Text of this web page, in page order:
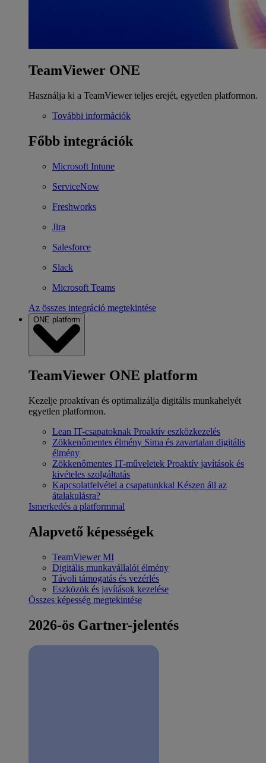
TeamViewer ONE
Használja ki a TeamViewer teljes erejét, egyetlen platformon.
További információk
Főbb integrációk
Microsoft Intune
ServiceNow
Freshworks
Jira
Salesforce
Slack
Microsoft Teams
Az összes integráció megtekintése
ONE platform
TeamViewer ONE platform
Kezelje proaktívan és optimalizálja digitális munkahelyét
egyetlen platformon.
Lean IT-csapatoknak Proaktív eszközkezelés
Zökkenőmentes élmény Sima és zavartalan digitális
élmény
Zökkenőmentes IT-műveletek Proaktív javítások és
kivételes szolgáltatás
Kapcsolatfelvétel a csapatunkkal Készen áll az
átalakulásra?
Ismerkedés a platformmal
Alapvető képességek
TeamViewer MI
Digitális munkavállalói élmény
Távoli támogatás és vezérlés
Eszközök és javítások kezelése
Összes képesség megtekintése
2026-ös Gartner-jelentés